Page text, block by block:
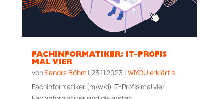
FACHINFORMATIKER: IT-PROFIS
MAL VIER
vonSandra Böhm | 23.11.2023 | WIYOU erklärt's
Fachinformatiker (m/w/d) IT-Profis mal vier